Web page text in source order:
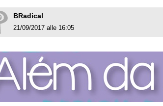
BRadical
21/09/2017 alle 16:05